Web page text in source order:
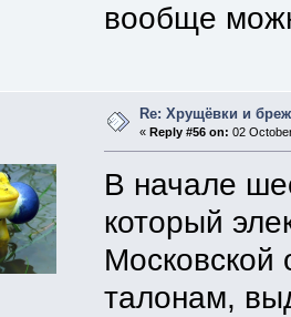
вообще
Re: Хрущёвки и
« Reply #56 on: 02
В начале
который
Московской
талонам,